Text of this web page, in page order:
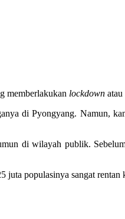
memberlakukan lockdown
di Pyongyang. Namun,
di wilayah publik.
juta populasinya sangat